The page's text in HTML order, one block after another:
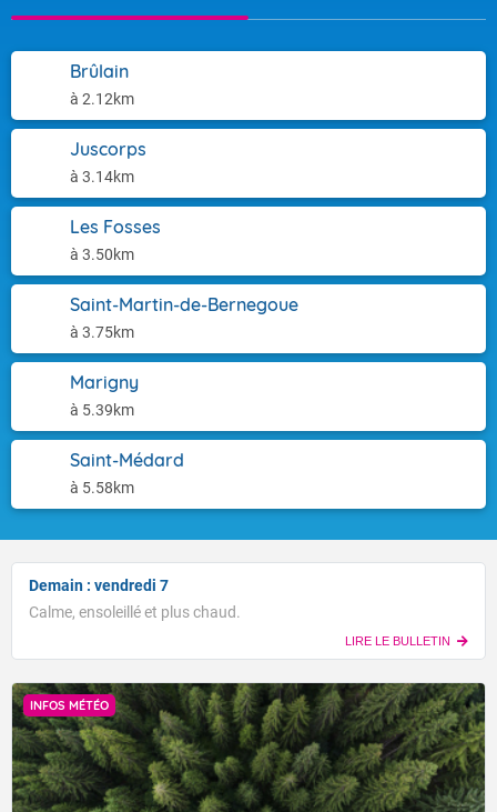
Brûlain
à 2.12km
Juscorps
à 3.14km
Les Fosses
à 3.50km
Saint-Martin-de-Bernegoue
à 3.75km
Marigny
à 5.39km
Saint-Médard
à 5.58km
Demain : vendredi 7
Calme, ensoleillé et plus chaud.
LIRE LE BULLETIN
INFOS MÉTÉO